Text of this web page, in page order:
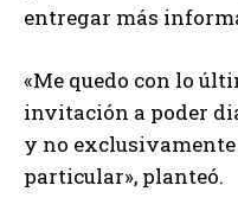
entregar más
«Me quedo con lo
invitación a poder
y no exclusivamente
particular», planteó.